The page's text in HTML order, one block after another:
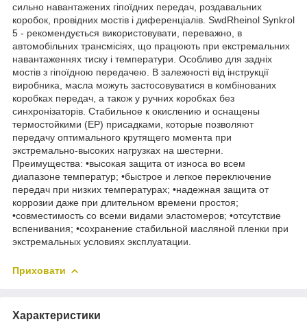
сильно навантажених гіпоїдних передач, роздавальних
коробок, провідних мостів і диференціалів. SwdRheinol Synkrol
5 - рекомендується використовувати, переважно, в
автомобільних трансмісіях, що працюють при екстремальних
навантаженнях тиску і температури. Особливо для задніх
мостів з гіпоїдною передачею. В залежності від інструкції
виробника, масла можуть застосовуватися в комбінованих
коробках передач, а також у ручних коробках без
синхронізаторів. Стабильное к окислению и оснащены
термостойкими (EP) присадками, которые позволяют
передачу оптимального крутящего момента при
экстремально-высоких нагрузках на шестерни.
Преимущества: •высокая защита от износа во всем
диапазоне температур; •быстрое и легкое переключение
передач при низких температурах; •надежная защита от
коррозии даже при длительном времени простоя;
•совместимость со всеми видами эластомеров; •отсутствие
вспенивания; •сохранение стабильной масляной пленки при
экстремальных условиях эксплуатации.
Приховати
Характеристики